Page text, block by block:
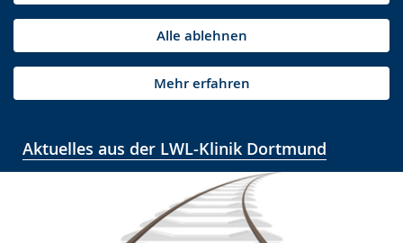
Alle ablehnen
Mehr erfahren
Aktuelles aus der LWL-Klinik Dortmund